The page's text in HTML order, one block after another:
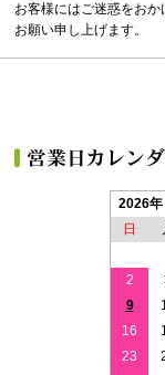
お客様にはご迷惑をお
お願い申し上げます。
2026年
日
2
9
16
23